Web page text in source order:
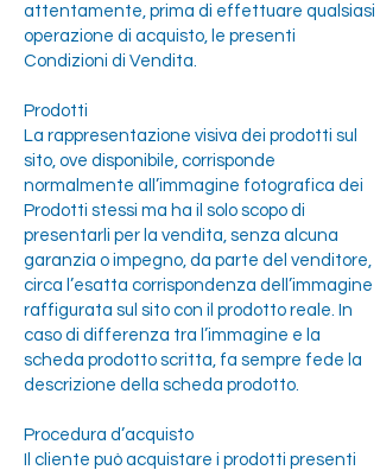
attentamente, prima di effettuare qualsiasi
operazione di acquisto, le presenti
Condizioni di Vendita.
Prodotti
La rappresentazione visiva dei prodotti sul
sito, ove disponibile, corrisponde
normalmente all’immagine fotografica dei
Prodotti stessi ma ha il solo scopo di
presentarli per la vendita, senza alcuna
garanzia o impegno, da parte del venditore,
circa l’esatta corrispondenza dell’immagine
raffigurata sul sito con il prodotto reale. In
caso di differenza tra l’immagine e la
scheda prodotto scritta, fa sempre fede la
descrizione della scheda prodotto.
Procedura d’acquisto
Il cliente può acquistare i prodotti presenti